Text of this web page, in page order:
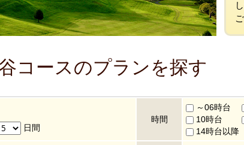
コースのプランを探す
日間
時間
～06時台
10時台
14時台以降